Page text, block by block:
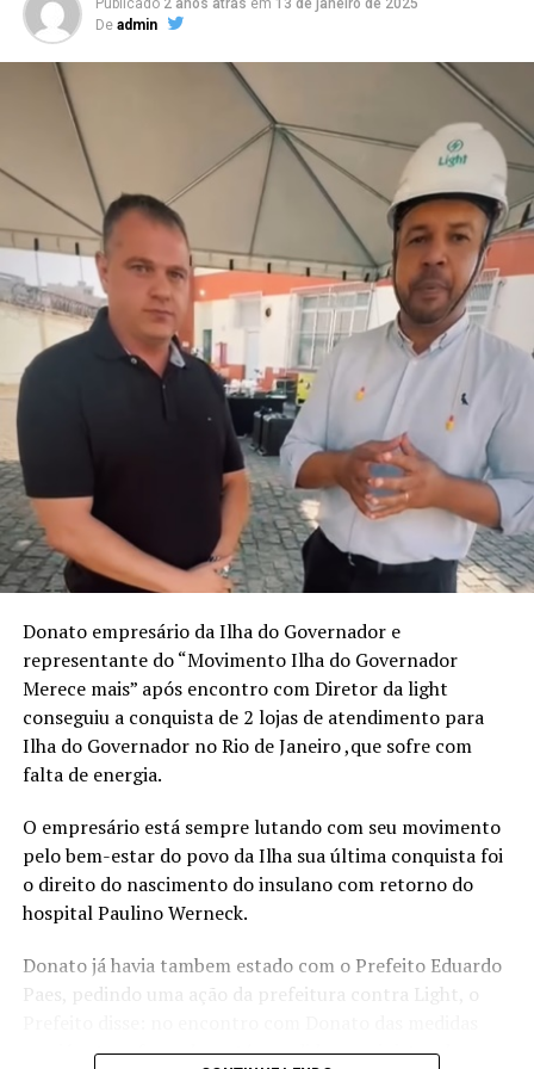
“Minha intenção é inspirar profissionais a se
enxergarem para além dos cargos que ocupam e das
empresas onde atuam. Muitas vezes nos limitamos a
pensar na carreira apenas como uma sequência de
posições ou funções, esquecendo que ela é uma
construção muito maior, que envolve propósito,
impacto e crescimento pessoal”, comenta Mirella
Franco, autora do livro.
“E esse valor não vem apenas da experiência que
acumula, mas da forma como você se posiciona, se
reinventa e se torna indispensável e reconhecido pelo
impacto que gera. Sua jornada não é apenas um caminho
percorrido, mas um patrimônio valioso”, acrescenta.
Com linguagem acessível, o livro combina elementos de
autobiografia, liderança e planejamento estratégico,
propondo um caminho prático para quem deseja
assumir o controle da própria trajetória com clareza,
ousadia e consistência. O método apresentado por
Visão Estratégica, Ousadia Calculada e Operação
Consistente. Juntos, esses pilares funcionam como um
guia para profissionais que buscam direcionamento e
protagonismo em um mercado cada vez mais dinâmico e
competitivo.
profissional que não apenas traga sucesso, mas que
também gere liberdade para tomar decisões alinhadas
aos próprios valores e, acima de tudo, uma valorização
real, que vai além do salário ou do título no cartão de
Além de compartilhar sua própria transformação, da
atuação como conselheira empresarial, Mirella discute
Publicado 2 anos atrás em 13 de janeiro de 2025
De admin
Donato empresário da Ilha do Governador e
representante do “Movimento Ilha do Governador
Merece mais” após encontro com Diretor da light
conseguiu a conquista de 2 lojas de atendimento para
Ilha do Governador no Rio de Janeiro ,que sofre com
falta de energia.
O empresário está sempre lutando com seu movimento
pelo bem-estar do povo da Ilha sua última conquista foi
o direito do nascimento do insulano com retorno do
hospital Paulino Werneck.
Donato já havia tambem estado com o Prefeito Eduardo
Paes, pedindo uma ação da prefeitura contra Light, o
que já estava fazendo e até o pedido ao ministro de